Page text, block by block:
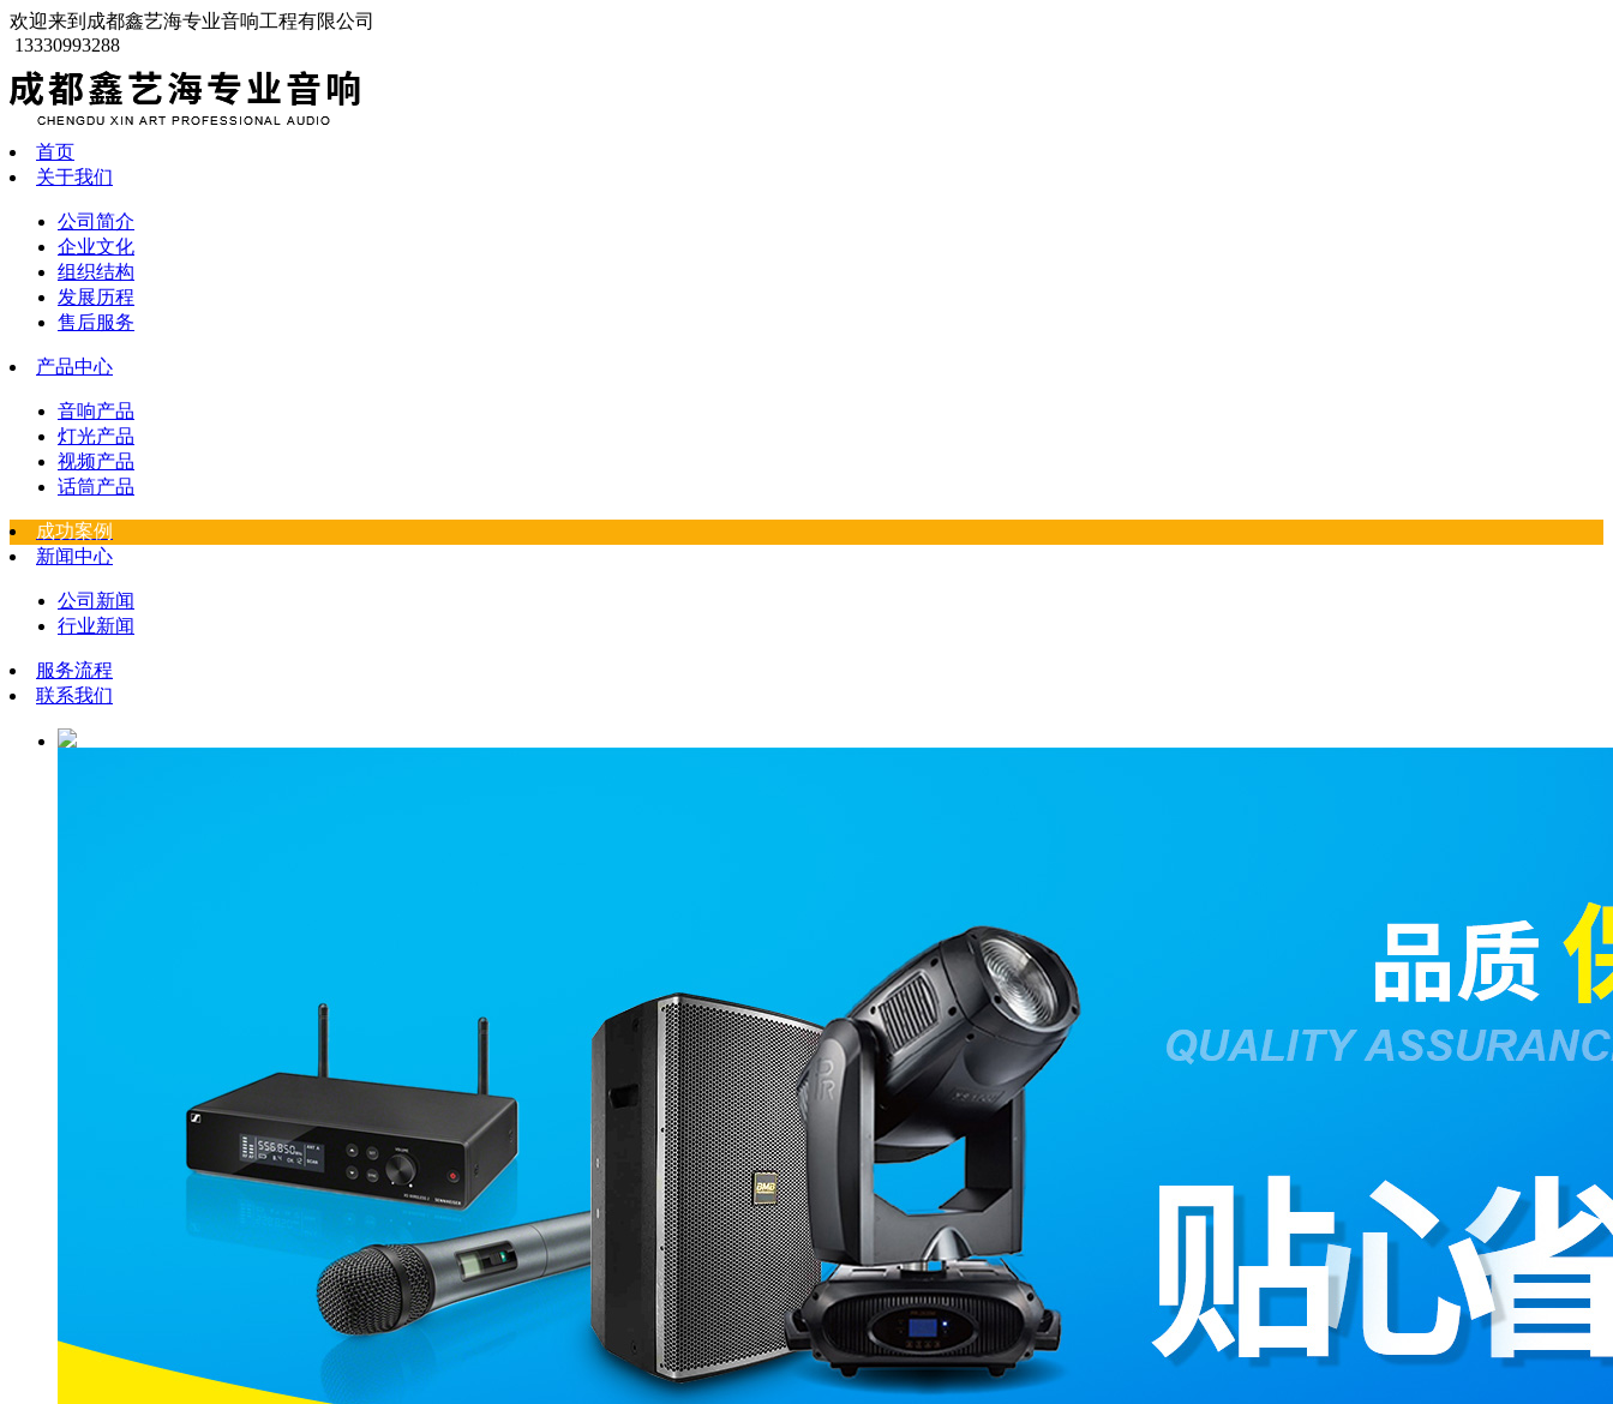
欢迎来到成都鑫艺海专业音响工程有限公司
13330993288
首页
关于我们
公司简介
企业文化
组织结构
发展历程
售后服务
产品中心
音响产品
灯光产品
视频产品
话筒产品
成功案例
新闻中心
公司新闻
行业新闻
服务流程
联系我们